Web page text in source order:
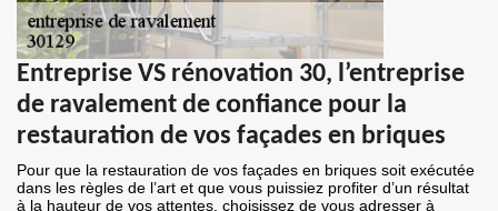
Entreprise VS rénovation 30, l’entreprise
de ravalement de confiance pour la
restauration de vos façades en briques
Pour que la restauration de vos façades en briques soit exécutée
dans les règles de l’art et que vous puissiez profiter d’un résultat
à la hauteur de vos attentes, choisissez de vous adresser à